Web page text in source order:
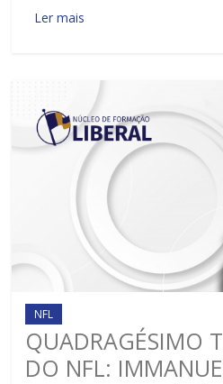
Ler mais
NFL
QUADRAGÉSIMO
DO NFL: